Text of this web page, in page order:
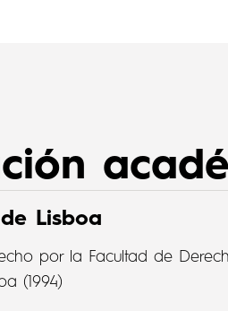
Lisboa
por la Facultad de
(1994)